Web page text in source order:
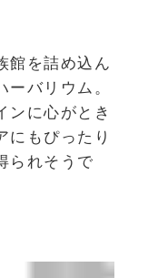
館を詰め込ん
バリウム。
ンに心がとき
にもぴったり
られそうで